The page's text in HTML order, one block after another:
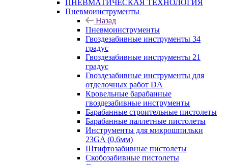
ПНЕВМАТИЧЕСКАЯ ТЕХНОЛОГИЯ
Пневмоинструменты
Назад
Пневмоинструменты
Гвоздезабивные инструменты 34
градус
Гвоздезабивные инструменты 21
градус
Гвоздезабивные инструменты для
отделочных работ DA
Кровельные барабанные
гвоздезабивные инструменты
Барабанные строительные пистолеты
Барабанные паллетные пистолеты
Инструменты для микрошпильки
23GA (0,6мм)
Штифтозабивные пистолеты
Скобозабивные пистолеты